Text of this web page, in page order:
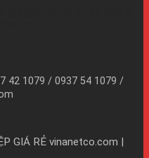
42 1079 / 0937 54 1079 /
GIÁ RẺ vinanetco.com |